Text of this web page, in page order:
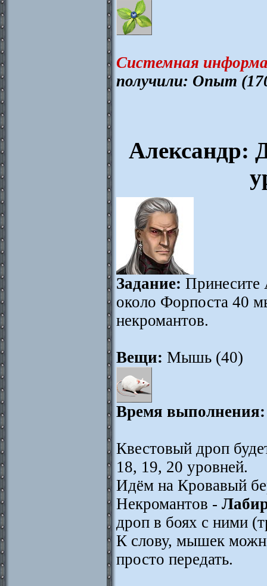
Системная
получили: Опыт
Александр:
Задание: Принесите
около Форпоста 40
некромантов.
Вещи: Мышь (40)
Время выполнения:
Квестовый дроп
18, 19, 20 уровней.
Идём на Кровавый
Некромантов -
дроп в боях с ними
К слову, мышек
просто передать.